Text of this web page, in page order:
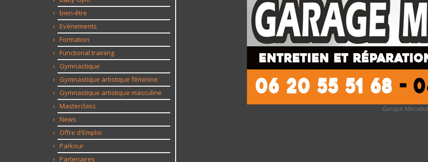
bien-être
Evénements
Formation
Functional training
Gymnastique
Gymnastique artistique féminine
Gymnastique artistique masculine
Masterclass
News
Offre d'Emploi
Parkour
Partenaires
Garage Mecabul